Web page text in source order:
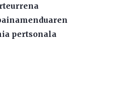
pertsonala